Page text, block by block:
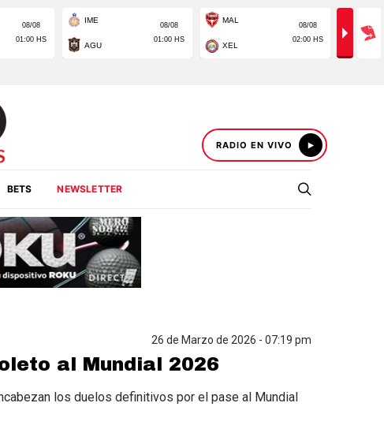
RADIO EN VIVO
BETS NEWSLETTER
26 de Marzo de 2026 - 07:19 pm
al Mundial 2026
los duelos definitivos por el pase al Mundial